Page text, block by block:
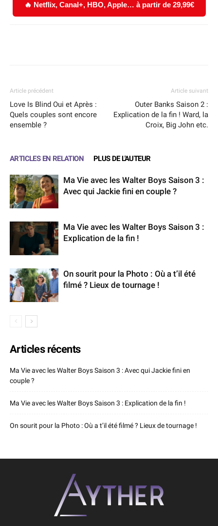
🔥 Netflix, Canal+, HBO, Apple… à partir de 29,99€
Article précédent
Love Is Blind Oui et Après :
Quels couples sont encore
ensemble ?
Article suivant
Outer Banks Saison 2 :
Explication de la fin ! Ward, la
Croix, Big John etc.
ARTICLES EN RELATION PLUS DE L'AUTEUR
Ma Vie avec les Walter Boys Saison 3 :
Avec qui Jackie fini en couple ?
Ma Vie avec les Walter Boys Saison 3 :
Explication de la fin !
On sourit pour la Photo : Où a t’il été
filmé ? Lieux de tournage !
Articles récents
Ma Vie avec les Walter Boys Saison 3 : Avec qui Jackie fini en
couple ?
Ma Vie avec les Walter Boys Saison 3 : Explication de la fin !
On sourit pour la Photo : Où a t’il été filmé ? Lieux de tournage !